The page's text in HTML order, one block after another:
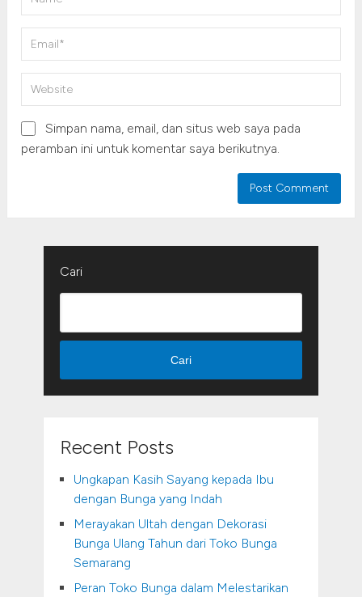
Simpan nama, email, dan situs web saya pada
peramban ini untuk komentar saya berikutnya.
Cari
Cari
Recent Posts
Ungkapan Kasih Sayang kepada Ibu
dengan Bunga yang Indah
Merayakan Ultah dengan Dekorasi
Bunga Ulang Tahun dari Toko Bunga
Semarang
Peran Toko Bunga dalam Melestarikan